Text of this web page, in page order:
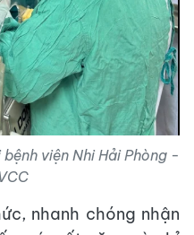
viện Nhi Hải Phòng -
nhanh chóng nhận